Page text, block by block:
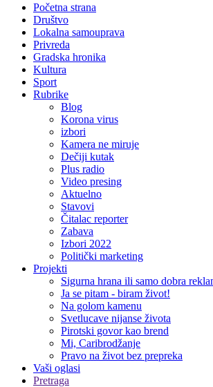
Početna strana
Društvo
Lokalna samouprava
Privreda
Gradska hronika
Kultura
Sport
Rubrike
Blog
Korona virus
izbori
Kamera ne miruje
Dečiji kutak
Plus radio
Video presing
Aktuelno
Stavovi
Čitalac reporter
Zabava
Izbori 2022
Politički marketing
Projekti
Sigurna hrana ili samo dobra
Ja se pitam - biram život!
Na golom kamenu
Svetlucave nijanse života
Pirotski govor kao brend
Mi, Caribrodžanje
Pravo na život bez prepreka
Vaši oglasi
Pretraga